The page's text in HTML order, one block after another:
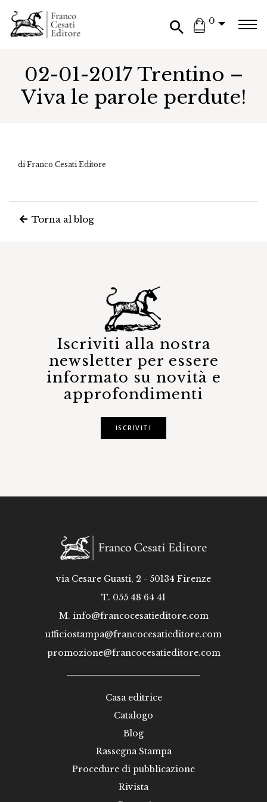
0
02-01-2017 Trentino –
Viva le parole perdute!
di Franco Cesati Editore
Torna al blog
Iscriviti alla nostra
newsletter per essere
informato su novità e
approfondimenti
ISCRIVITI
via Cesare Guasti, 2 - 50134 Firenze
T. 055 48 64 41
M. info@francocesatieditore.com
ufficiostampa@francocesatieditore.com
promozione@francocesatieditore.com
Casa editrice
Catalogo
Blog
Rassegna Stampa
Procedure di pubblicazione
Rivista